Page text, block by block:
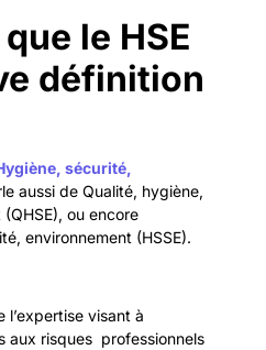
le HSE
définition
sécurité,
aussi de Qualité, hygiène,
ou encore
environnement (HSSE).
l’expertise visant à
aux risques professionnels